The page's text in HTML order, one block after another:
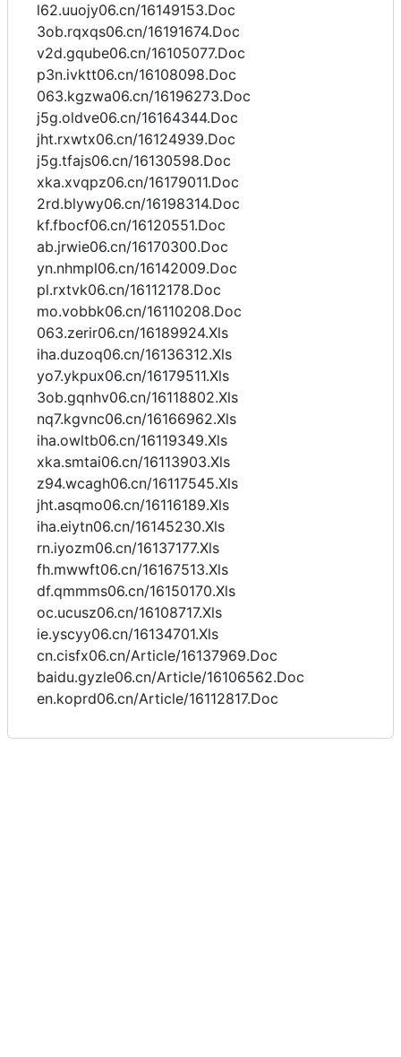
l62.uuojy06.cn/16149153.Doc
3ob.rqxqs06.cn/16191674.Doc
v2d.gqube06.cn/16105077.Doc
p3n.ivktt06.cn/16108098.Doc
063.kgzwa06.cn/16196273.Doc
j5g.oldve06.cn/16164344.Doc
jht.rxwtx06.cn/16124939.Doc
j5g.tfajs06.cn/16130598.Doc
xka.xvqpz06.cn/16179011.Doc
2rd.blywy06.cn/16198314.Doc
kf.fbocf06.cn/16120551.Doc
ab.jrwie06.cn/16170300.Doc
yn.nhmpl06.cn/16142009.Doc
pl.rxtvk06.cn/16112178.Doc
mo.vobbk06.cn/16110208.Doc
063.zerir06.cn/16189924.Xls
iha.duzoq06.cn/16136312.Xls
yo7.ykpux06.cn/16179511.Xls
3ob.gqnhv06.cn/16118802.Xls
nq7.kgvnc06.cn/16166962.Xls
iha.owltb06.cn/16119349.Xls
xka.smtai06.cn/16113903.Xls
z94.wcagh06.cn/16117545.Xls
jht.asqmo06.cn/16116189.Xls
iha.eiytn06.cn/16145230.Xls
rn.iyozm06.cn/16137177.Xls
fh.mwwft06.cn/16167513.Xls
df.qmmms06.cn/16150170.Xls
oc.ucusz06.cn/16108717.Xls
ie.yscyy06.cn/16134701.Xls
cn.cisfx06.cn/Article/16137969.Doc
baidu.gyzle06.cn/Article/16106562.Doc
en.koprd06.cn/Article/16112817.Doc